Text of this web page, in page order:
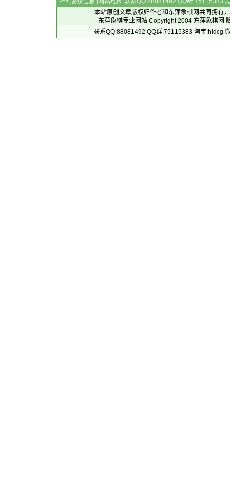
本站原创文章版权归作者和 东萍象棋网共同拥有
东萍象棋专业网站 Copyright 2004 东萍象棋网
联系QQ:88081492 QQ群:75115383 淘宝:hldcg